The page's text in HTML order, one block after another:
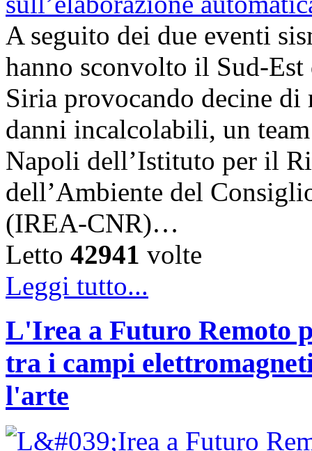
A seguito dei due eventi
hanno sconvolto il Sud-
Siria provocando decine
danni incalcolabili, un
Napoli dell’Istituto per il
dell’Ambiente del
(IREA-CNR)…
Letto 42941 volte
Leggi tutto...
L'Irea a Futuro Remoto
tra i campi
l'arte